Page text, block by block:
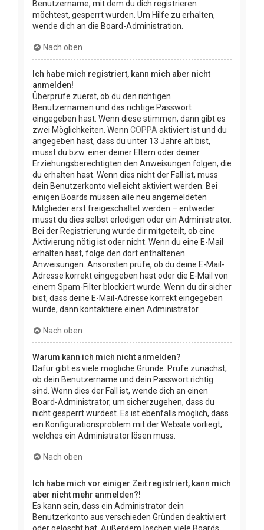
Benutzername, mit dem du dich registrieren
möchtest, gesperrt wurden. Um Hilfe zu erhalten,
wende dich an die Board-Administration.
Nach oben
Ich habe mich registriert, kann mich aber nicht
anmelden!
Überprüfe zuerst, ob du den richtigen
Benutzernamen und das richtige Passwort
eingegeben hast. Wenn diese stimmen, dann gibt es
zwei Möglichkeiten. Wenn COPPA aktiviert ist und du
angegeben hast, dass du unter 13 Jahre alt bist,
musst du bzw. einer deiner Eltern oder deiner
Erziehungsberechtigten den Anweisungen folgen, die
du erhalten hast. Wenn dies nicht der Fall ist, muss
dein Benutzerkonto vielleicht aktiviert werden. Bei
einigen Boards müssen alle neu angemeldeten
Mitglieder erst freigeschaltet werden – entweder
musst du dies selbst erledigen oder ein Administrator.
Bei der Registrierung wurde dir mitgeteilt, ob eine
Aktivierung nötig ist oder nicht. Wenn du eine E-Mail
erhalten hast, folge den dort enthaltenen
Anweisungen. Ansonsten prüfe, ob du deine E-Mail-
Adresse korrekt eingegeben hast oder die E-Mail von
einem Spam-Filter blockiert wurde. Wenn du dir sicher
bist, dass deine E-Mail-Adresse korrekt eingegeben
wurde, dann kontaktiere einen Administrator.
Nach oben
Warum kann ich mich nicht anmelden?
Dafür gibt es viele mögliche Gründe. Prüfe zunächst,
ob dein Benutzername und dein Passwort richtig
sind. Wenn dies der Fall ist, wende dich an einen
Board-Administrator, um sicherzugehen, dass du
nicht gesperrt wurdest. Es ist ebenfalls möglich, dass
ein Konfigurationsproblem mit der Website vorliegt,
welches ein Administrator lösen muss.
Nach oben
Ich habe mich vor einiger Zeit registriert, kann mich
aber nicht mehr anmelden?!
Es kann sein, dass ein Administrator dein
Benutzerkonto aus verschieden Gründen deaktiviert
oder gelöscht hat. Außerdem löschen viele Boards